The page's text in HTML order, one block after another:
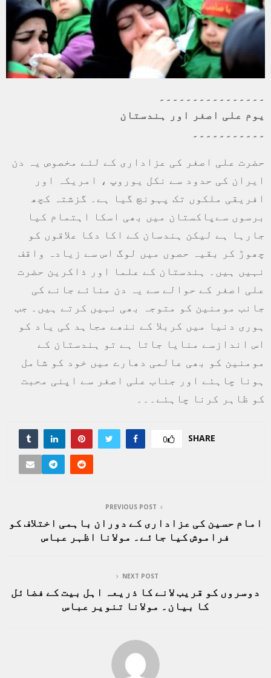
۔۔۔۔۔۔۔۔۔۔۔۔۔۔۔۔
یوم علی اصغر اور ہندستان
۔۔۔۔۔۔۔۔۔۔۔
حضرت علی اصغر کی عزاداری کے لئے مخصوص یہ دن
ایران کی حدود سے نکل یوروپ ، امریکہ اور
افریقی ملکوں تک پہونچ گیا ہے۔ گزشتہ کچھ
برسوں سےپاکستان میں بھی اسکا اہتمام کیا
جارہا ہے لیکن ہندسان کے اکا دکا علاقوں کو
چھوڑ کر بقیہ حصوں میں لوگ اس سے زیادہ واقف
نہیں ہیں۔ ہندستان کے علما اور ذاکرین حضرت
علی اصغر کے حوالے سے یہ دن منائے جانے کی
جانب مومنین کو متوجہ بھی نہیں کرتے ہیں۔ جب
ہوری دنیا میں کربلا کے ننھے مجاہد کی یاد کو
اس اندازسے منایا جاتا ہے تو ہندستان کے
مومنین کو بھی عالمی دھارے میں خود کو شامل
ہونا چاہئے اور جناب علی اصغر سے اپنی محبت
کو ظاہر کرنا چاہئے۔۔۔
SHARE
0
PREVIOUS POST
امام حسین کی عزاداری کے دوران باہمی اختلاف کو
فراموش کیا جائے۔ مولانا اظہر عباس
NEXT POST
دوسروں کو قریب لانے کا ذریعہ اہل بیت کے فضائل
کا بیان۔ مولانا تنویر عباس